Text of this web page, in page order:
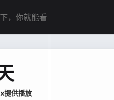
提供播放